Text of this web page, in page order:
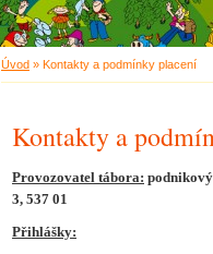
Úvod » Kontakty a podmínky placení
Kontakty a
Provozovatel tábora:
3, 537 01
Přihlášky: